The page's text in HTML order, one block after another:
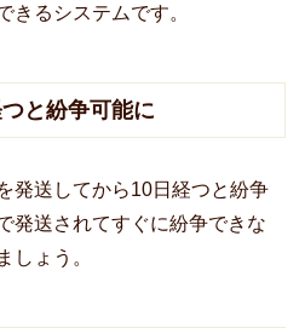
きるシステムです。
と紛争可能に
発送してから10日経つと紛争
発送されてすぐに紛争できな
しょう。